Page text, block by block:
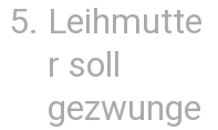
Leihmutte
r soll
gezwunge